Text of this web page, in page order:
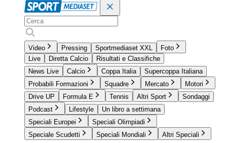
Video Pressing Sportmediaset XXL
Foto
Live
Diretta Calcio
Risultati e Classifiche
News Live
Calcio Coppa Italia
Supercoppa Italiana
Probabili Formazioni
Squadre Mercato
Motori
Drive UP
Formula E Tennis Altri Sport
Sondaggi
Podcast
Lifestyle
Un libro a settimana
Speciali Europei
Speciali Olimpiadi
Speciale Scudetti
Speciali Mondiali Altri Speciali